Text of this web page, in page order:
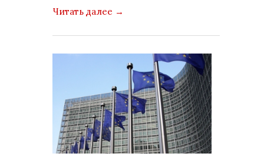
Читать далее →